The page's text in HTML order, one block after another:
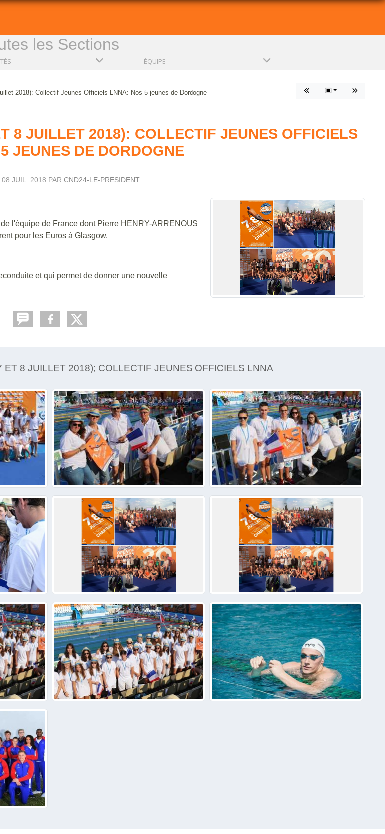
les Sections
ÉQUIPE
2018): Collectif Jeunes Officiels LNNA: Nos 5 jeunes de Dordogne
8 JUILLET 2018): COLLECTIF JEUNES OFFICIELS
JEUNES DE DORDOGNE
08 JUIL. 2018 PAR CND24-LE-PRESIDENT
l'équipe de France dont Pierre HENRY-ARRENOUS
pour les Euros à Glasgow.
et qui permet de donner une nouvelle
8 JUILLET 2018); COLLECTIF JEUNES OFFICIELS LNNA